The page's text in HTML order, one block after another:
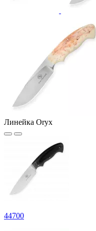
Линейка Oryx
44700